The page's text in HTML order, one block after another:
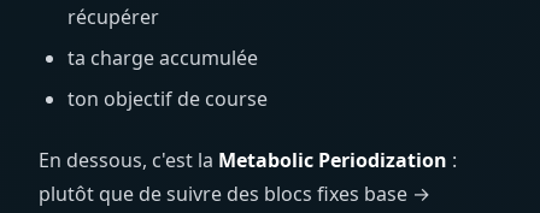
récupérer
ta charge accumulée
ton objectif de course
En dessous, c'est la Metabolic Periodization :
plutôt que de suivre des blocs fixes base →